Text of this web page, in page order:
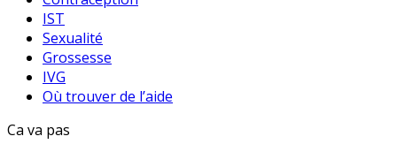
IST
Sexualité
Grossesse
IVG
Où trouver de l’aide
Ca va pas